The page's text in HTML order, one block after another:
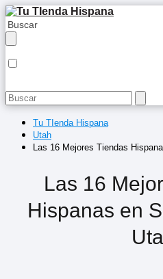
Tu TIenda Hispana
Utah
Las 16 Mejores Tiendas
Las 16
Hispanas en